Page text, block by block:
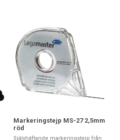
Markeringstejp MS-27 2,5mm
röd
Självhäftande markeringstejp från